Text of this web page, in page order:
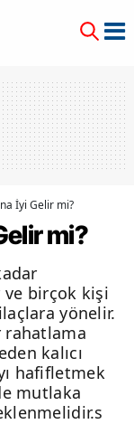
İyi Gelir mi?
mi?
ve birçok kişi
yönelir.
rahatlama
kalıcı
hafifletmek
mutlaka